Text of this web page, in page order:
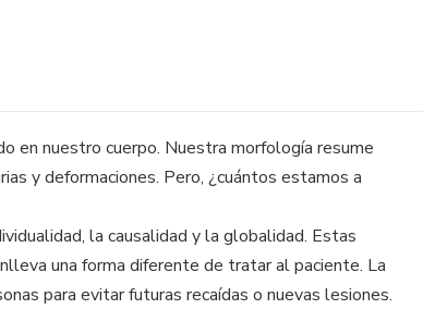
en nuestro cuerpo. Nuestra morfología resume
y deformaciones. Pero, ¿cuántos estamos a
la causalidad y la globalidad. Estas
una forma diferente de tratar al paciente. La
para evitar futuras recaídas o nuevas lesiones.